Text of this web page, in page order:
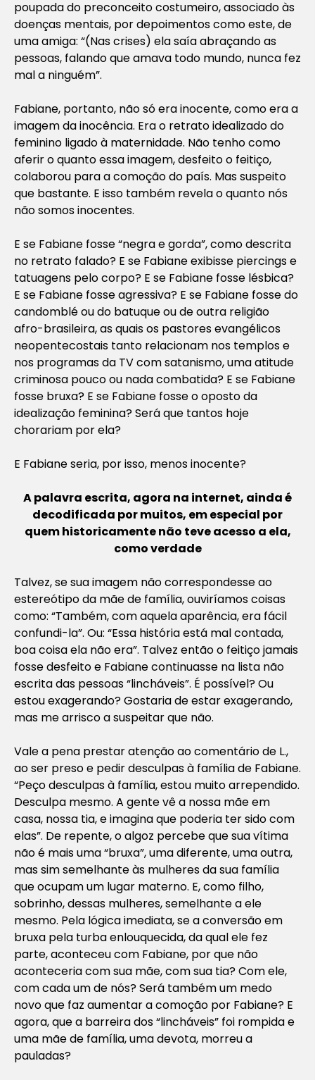
poupada do preconceito costumeiro, associado às
doenças mentais, por depoimentos como este, de
uma amiga: “(Nas crises) ela saía abraçando as
pessoas, falando que amava todo mundo, nunca fez
mal a ninguém”.
Fabiane, portanto, não só era inocente, como era a
imagem da inocência. Era o retrato idealizado do
feminino ligado à maternidade. Não tenho como
aferir o quanto essa imagem, desfeito o feitiço,
colaborou para a comoção do país. Mas suspeito
que bastante. E isso também revela o quanto nós
não somos inocentes.
E se Fabiane fosse “negra e gorda”, como descrita
no retrato falado? E se Fabiane exibisse piercings e
tatuagens pelo corpo? E se Fabiane fosse lésbica?
E se Fabiane fosse agressiva? E se Fabiane fosse do
candomblé ou do batuque ou de outra religião
afro-brasileira, as quais os pastores evangélicos
neopentecostais tanto relacionam nos templos e
nos programas da TV com satanismo, uma atitude
criminosa pouco ou nada combatida? E se Fabiane
fosse bruxa? E se Fabiane fosse o oposto da
idealização feminina? Será que tantos hoje
chorariam por ela?
E Fabiane seria, por isso, menos inocente?
A palavra escrita, agora na internet, ainda é
decodificada por muitos, em especial por
quem historicamente não teve acesso a ela,
como verdade
Talvez, se sua imagem não correspondesse ao
estereótipo da mãe de família, ouviríamos coisas
como: “Também, com aquela aparência, era fácil
confundi-la”. Ou: “Essa história está mal contada,
boa coisa ela não era”. Talvez então o feitiço jamais
fosse desfeito e Fabiane continuasse na lista não
escrita das pessoas “lincháveis”. É possível? Ou
estou exagerando? Gostaria de estar exagerando,
mas me arrisco a suspeitar que não.
Vale a pena prestar atenção ao comentário de L.,
ao ser preso e pedir desculpas à família de Fabiane.
“Peço desculpas à família, estou muito arrependido.
Desculpa mesmo. A gente vê a nossa mãe em
casa, nossa tia, e imagina que poderia ter sido com
elas”. De repente, o algoz percebe que sua vítima
não é mais uma “bruxa”, uma diferente, uma outra,
mas sim semelhante às mulheres da sua família
que ocupam um lugar materno. E, como filho,
sobrinho, dessas mulheres, semelhante a ele
mesmo. Pela lógica imediata, se a conversão em
bruxa pela turba enlouquecida, da qual ele fez
parte, aconteceu com Fabiane, por que não
aconteceria com sua mãe, com sua tia? Com ele,
com cada um de nós? Será também um medo
novo que faz aumentar a comoção por Fabiane? E
agora, que a barreira dos “lincháveis” foi rompida e
uma mãe de família, uma devota, morreu a
pauladas?